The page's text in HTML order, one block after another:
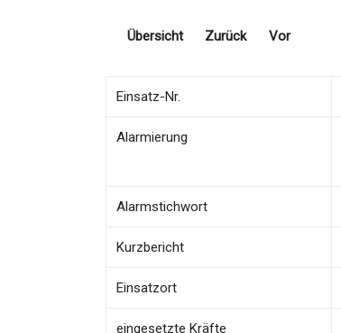
Übersicht Zurück Vor
Einsatz-Nr.
Alarmierung
Alarmstichwort
Kurzbericht
Einsatzort
eingesetzte Kräfte